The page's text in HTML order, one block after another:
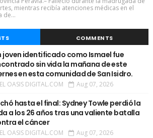
mientras recibía atenciones médicas en el
de...
COMMENTS
joven identificado como Ismael fue
sin vida la mañana de este
en esta comunidad de San Isidro.
EL OASIS DIGITAL.COM Aug 07, 2026
hasta el final: Sydney Towle perdió la
a los 26 años tras una valiente batalla
el cáncer
EL OASIS DIGITAL.COM Aug 07, 2026